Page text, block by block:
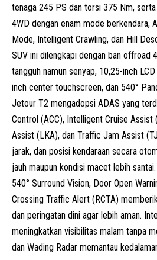
tenaga 245 PS dan torsi 375 Nm,
4WD dengan enam mode berkendara,
Mode, Intelligent Crawling, dan Hill
SUV ini dilengkapi dengan ban offroad
tangguh namun senyap, 10,25-inch
inch center touchscreen, dan 540°
Jetour T2 mengadopsi ADAS yang
Control (ACC), Intelligent Cruise Assist
Assist (LKA), dan Traffic Jam Assist
jarak, dan posisi kendaraan secara
jauh maupun kondisi macet lebih
540° Surround Vision, Door Open
Crossing Traffic Alert (RCTA)
dan peringatan dini agar lebih aman.
meningkatkan visibilitas malam tanpa
dan Wading Radar memantau